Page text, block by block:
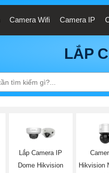
Camera Wifi Camera IP
LẮP
Lắp Camera IP
Dome Hikvision
Hikvision